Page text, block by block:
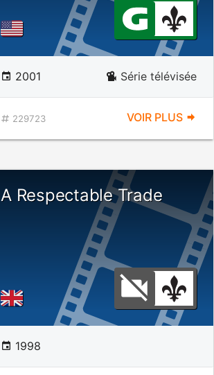
2001 Série télévisée
229723 VOIR PLUS
A Respectable Trade
1998